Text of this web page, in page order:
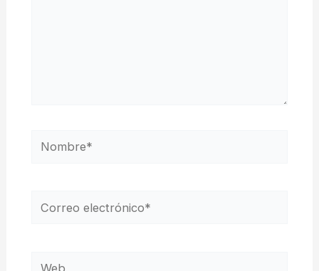
Nombre*
Correo
Web